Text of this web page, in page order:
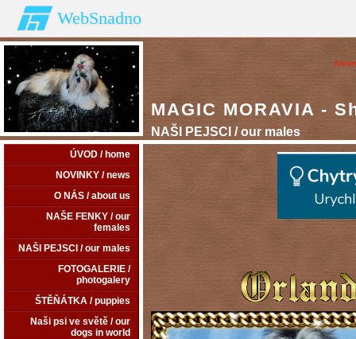
WebSnadno
MAGIC MORAVIA -
NAŠI PEJSCI / our males
ÚVOD / home
NOVINKY / news
O NÁS / about us
NAŠE FENKY / our
females
NAŠI PEJSCI / our males
FOTOGALERIE /
photogalery
ŠTĚŇÁTKA / puppies
Naši psi ve světě / our
dogs in world